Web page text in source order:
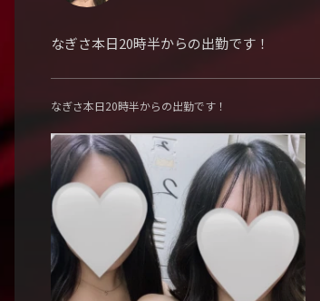
なぎさ本日20時半からの出勤です！
なぎさ本日20時半からの出勤です！